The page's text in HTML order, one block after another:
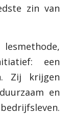
zin van
een
Zij krijgen
en